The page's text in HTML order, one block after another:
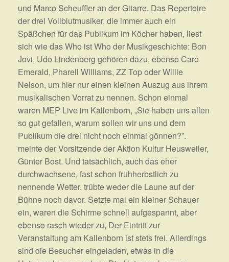
und Marco Scheuffler an der Gitarre. Das Repertoire
der drei Vollblutmusiker, die immer auch ein
Späßchen für das Publikum im Köcher haben, liest
sich wie das Who ist Who der Musikgeschichte: Bon
Jovi, Udo Lindenberg gehören dazu, ebenso Caro
Emerald, Pharell Williams, ZZ Top oder Willie
Nelson, um hier nur einen kleinen Auszug aus ihrem
musikalischen Vorrat zu nennen. Schon einmal
waren MEP Live im Kallenborn, „Sie haben uns allen
so gut gefallen, warum sollen wir uns und dem
Publikum die drei nicht noch einmal gönnen?”.
meinte der Vorsitzende der Aktion Kultur Heusweiler,
Günter Bost. Und tatsächlich, auch das eher
durchwachsene, fast schon frühherbstlich zu
nennende Wetter. trübte weder die Laune auf der
Bühne noch davor. Setzte mal ein kleiner Schauer
ein, waren die Schirme schnell aufgespannt, aber
ebenso rasch wieder zu, Der Eintritt zur
Veranstaltung am Kallenborn ist stets frei. Allerdings
sind die Besucher eingeladen, etwas in die